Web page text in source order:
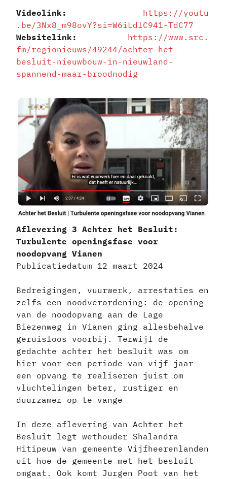
Videolink:
https://youtu
.be/3Nx8_m98ovY?si=W6iLdlC941-TdC77
Websitelink:
https://www.src.
fm/regionieuws/49244/achter-het-
besluit-nieuwbouw-in-nieuwland-
spannend-maar-broodnodig
Aflevering 3 Achter het Besluit:
Turbulente openingsfase voor
noodopvang Vianen
Publicatiedatum 12 maart 2024
Bedreigingen, vuurwerk, arrestaties en
zelfs een noodverordening: de opening
van de noodopvang aan de Lage
Biezenweg in Vianen ging allesbehalve
geruisloos voorbij. Terwijl de
gedachte achter het besluit was om
hier voor een periode van vijf jaar
een opvang te realiseren juist om
vluchtelingen beter, rustiger en
duurzamer op te vange
In deze aflevering van Achter het
Besluit legt wethouder Shalandra
Hitipeuw van gemeente Vijfheerenlanden
uit hoe de gemeente met het besluit
omgaat. Ook komt Jurgen Poot van het